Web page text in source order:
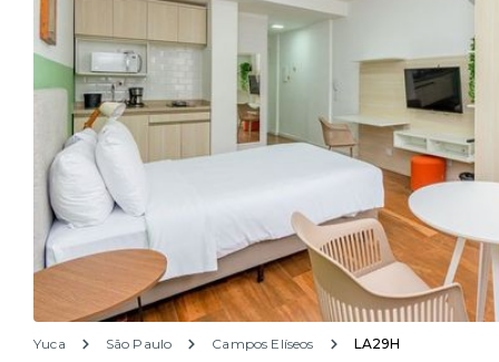
Yuca São Paulo Campos Elíseos LA29H